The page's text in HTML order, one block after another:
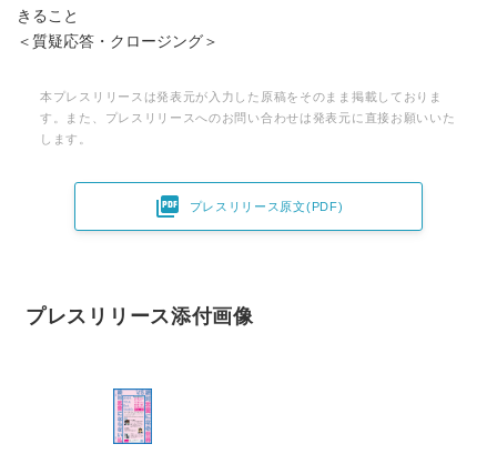
きること
＜質疑応答・クロージング＞
本プレスリリースは発表元が入力した原稿をそのまま掲載しておりま
す。また、プレスリリースへのお問い合わせは発表元に直接お願いいた
します。
 プレスリリース原文(PDF)
プレスリリース添付画像